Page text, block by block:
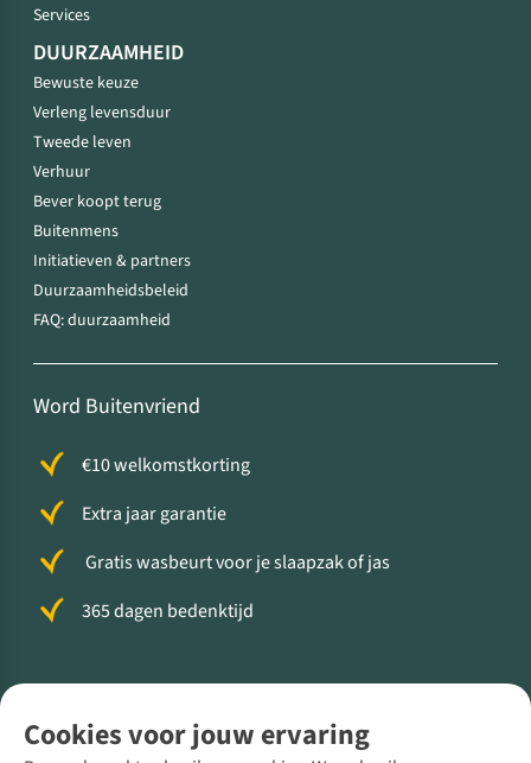
Cookies voor jouw ervaring
Services
DUURZAAMHEID
Bewuste keuze
Verleng levensduur
Tweede leven
Verhuur
Bever koopt terug
Buitenmens
Initiatieven & partners
Duurzaamheidsbeleid
FAQ: duurzaamheid
Word Buitenvriend
€10 welkomstkorting
Extra jaar garantie
Gratis wasbeurt voor je slaapzak of jas
365 dagen bedenktijd